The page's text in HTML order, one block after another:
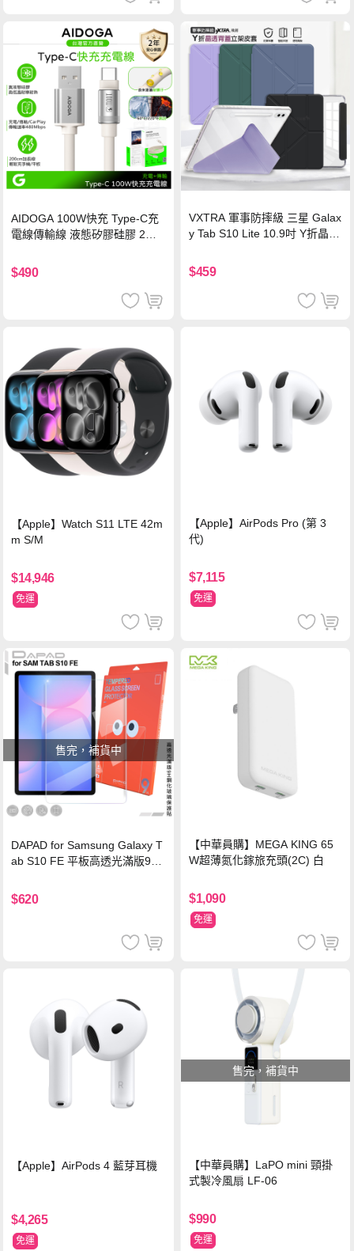
AIDOGA 100W快充 Type-C充
電線傳輸線 液態矽膠硅膠 2M
$490
VXTRA 軍事防摔級 三星 Galax
y Tab S10 Lite 10.9吋 Y折晶透
$459
【Apple】Watch S11 LTE 42m
m S/M
$14,946
免運
【Apple】AirPods Pro (第 3
代)
$7,115
免運
售完，補貨中
DAPAD for Samsung Galaxy T
ab S10 FE 平板高透光滿版9H
$620
【中華員購】MEGA KING 65
W超薄氮化鎵旅充頭(2C) 白
$1,090
免運
【Apple】AirPods 4 藍芽耳機
$4,265
免運
售完，補貨中
【中華員購】LaPO mini 頸掛
式製冷風扇 LF-06
$990
免運